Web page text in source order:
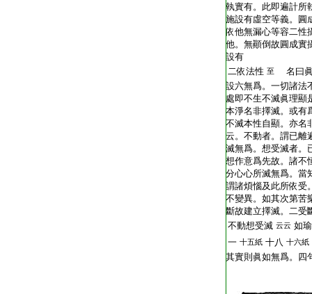
執實有。此即遍計所
施設有虛空等義。圓
依他無漏心等容二性
他。無顚倒故圓成實
設有
二依法性 至
名曰
設六無爲。一切諸法
處即不生不滅眞理顯
本淨名非擇滅。或有
不滅本性自顯。亦名
云。不動者。謂已離
滅無爲。想受滅者。
想作意爲先故。諸不
分心心所滅無爲。當
謂諸煩惱及此所依受
不變異。如其次第苦
斷故建立擇滅。二受
不動想受滅 云云 如
一 十五紙 十八 十六紙
其實則眞如無爲。四